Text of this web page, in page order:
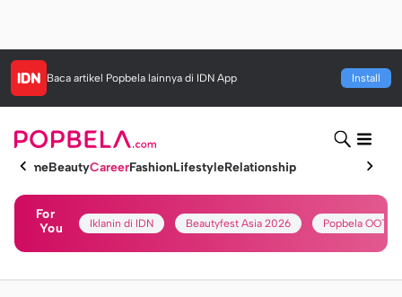
Baca artikel Popbela lainnya di IDN App Install
HomeBeautyCareerFashionLifestyleRelationship
For
You
Iklanin di IDN Beautyfest Asia 2026 Popbela OOTD